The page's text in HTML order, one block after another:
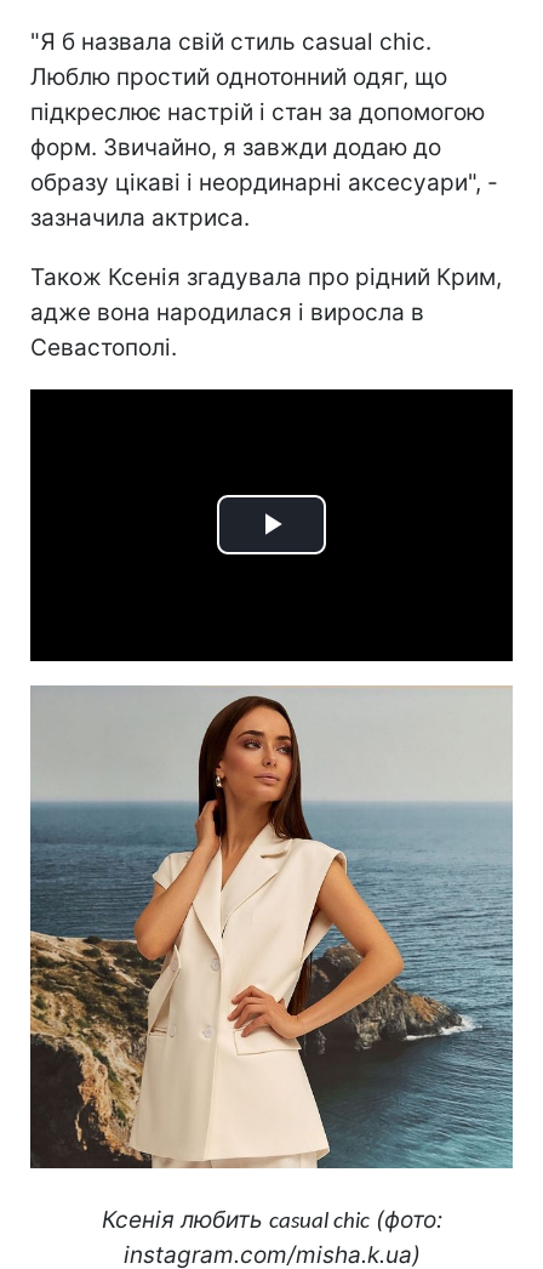
"Я б назвала свій стиль casual chic.
Люблю простий однотонний одяг, що
підкреслює настрій і стан за допомогою
форм. Звичайно, я завжди додаю до
образу цікаві і неординарні аксесуари", -
зазначила актриса.
Також Ксенія згадувала про рідний Крим,
адже вона народилася і виросла в
Севастополі.
Play
Ксенія любить casual chic(фото:
instagram.com/misha.k.ua)